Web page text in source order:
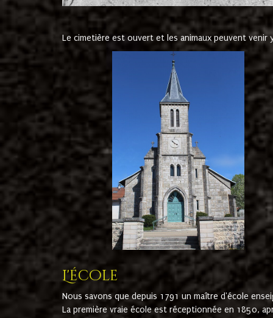
Le cimetière est ouvert et les animaux peuvent venir
L'école
Nous savons que depuis 1791 un maître d'école
La première vraie école est réceptionnée en 1850,